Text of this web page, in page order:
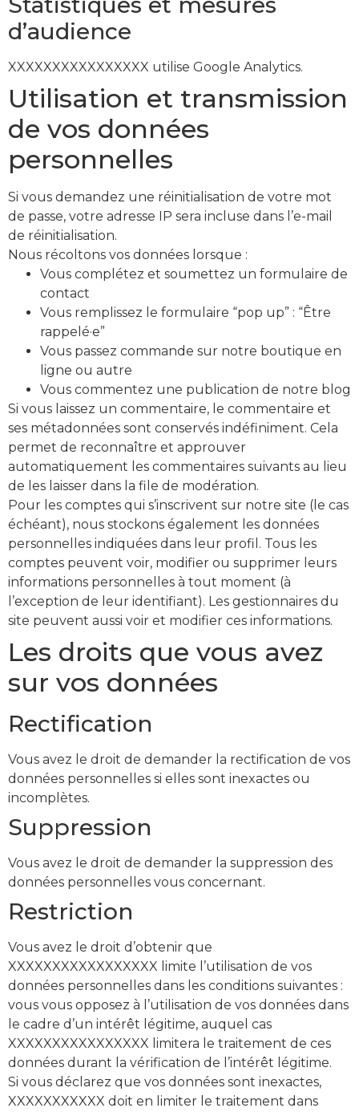
d’audience
XXXXXXXXXXXXXXXX utilise Google Analytics.
Utilisation et transmission
de vos données
personnelles
Si vous demandez une réinitialisation de votre mot
de passe, votre adresse IP sera incluse dans l’e-mail
de réinitialisation.
Nous récoltons vos données lorsque :
Vous complétez et soumettez un formulaire de
contact
Vous remplissez le formulaire “pop up” : “Être
rappelé·e”
Vous passez commande sur notre boutique en
ligne ou autre
Vous commentez une publication de notre blog
Si vous laissez un commentaire, le commentaire et
ses métadonnées sont conservés indéfiniment. Cela
permet de reconnaître et approuver
automatiquement les commentaires suivants au lieu
de les laisser dans la file de modération.
Pour les comptes qui s’inscrivent sur notre site (le cas
échéant), nous stockons également les données
personnelles indiquées dans leur profil. Tous les
comptes peuvent voir, modifier ou supprimer leurs
informations personnelles à tout moment (à
l’exception de leur identifiant). Les gestionnaires du
site peuvent aussi voir et modifier ces informations.
Les droits que vous avez
sur vos données
Rectification
Vous avez le droit de demander la rectification de vos
données personnelles si elles sont inexactes ou
incomplètes.
Suppression
Vous avez le droit de demander la suppression des
données personnelles vous concernant.
Restriction
Vous avez le droit d’obtenir que
XXXXXXXXXXXXXXXXX limite l’utilisation de vos
données personnelles dans les conditions suivantes :
vous vous opposez à l’utilisation de vos données dans
le cadre d’un intérêt légitime, auquel cas
XXXXXXXXXXXXXXXX limitera le traitement de ces
données durant la vérification de l’intérêt légitime.
Si vous déclarez que vos données sont inexactes,
XXXXXXXXXXX doit en limiter le traitement dans